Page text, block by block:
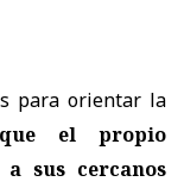
para orientar la
que el propio
sus cercanos